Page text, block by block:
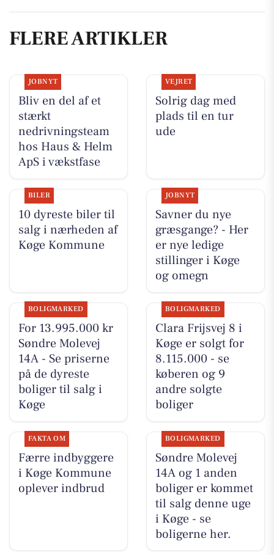
FLERE ARTIKLER
JOBNYT
Bliv en del af et
stærkt
nedrivningsteam
hos Haus & Helm
ApS i vækstfase
VEJRET
Solrig dag med
plads til en tur
ude
BILER
10 dyreste biler til
salg i nærheden af
Køge Kommune
JOBNYT
Savner du nye
græsgange? - Her
er nye ledige
stillinger i Køge
og omegn
BOLIGMARKED
For 13.995.000 kr
Søndre Molevej
14A - Se priserne
på de dyreste
boliger til salg i
Køge
BOLIGMARKED
Clara Frijsvej 8 i
Køge er solgt for
8.115.000 - se
køberen og 9
andre solgte
boliger
FAKTA OM
Færre indbyggere
i Køge Kommune
oplever indbrud
BOLIGMARKED
Søndre Molevej
14A og 1 anden
boliger er kommet
til salg denne uge
i Køge - se
boligerne her.